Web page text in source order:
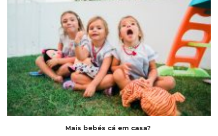
Mais bebés cá em casa?